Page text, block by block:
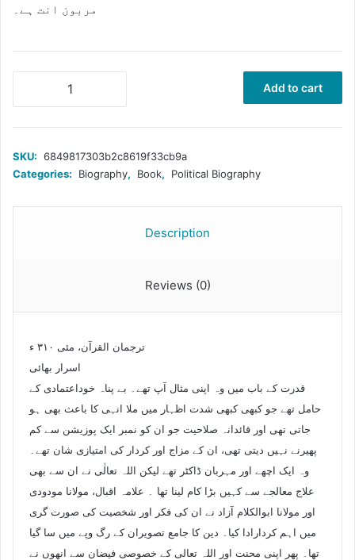
مربون انت ہے۔
Add to cart
SKU: 6849817303b2c8619f33cb9a
Categories:
Biography, Book, Political Biography
Description
Reviews (0)
ترجمان القرآن، مئی ۳۱۰ ء
اسرار بھائی
قدرت کے باب میں وہ اپنی مثال آپ تھے۔ بے پناہ خوداعتمادی کے
حامل تھے جو کبھی کبھی شدت اظہار میں ملا انہی کا باعث بھی ہو
جاتی تھی اور قائدانہ صلاحیت جو ان کو نمبر ایک پوزیشن سے کم
پھیرنے نہیں دیتی تھی، ان کے مزاج اور کردار کی امتیازی شان تھے۔
وہ ایک اچھے اور مہربان ڈاکٹر تھے لیکن اللہ تعالٰی نے ان سے بھی
علاج معالجے سے کہیں بڑا کام لینا تھا ۔ علامہ اقبال، مولانا مودودی
اور مولانا ابوالکلام آزاد نے ان کی فکر اور شخصیت کی صورت گری
میں اہم کردارادا کیا۔ دین کا جامع تصویران کے رگ وپے میں سا گیا
تھا۔ پھر اپنی محنت اور اللہ تعالی کے خصوصی فیضان سے انھوں نے